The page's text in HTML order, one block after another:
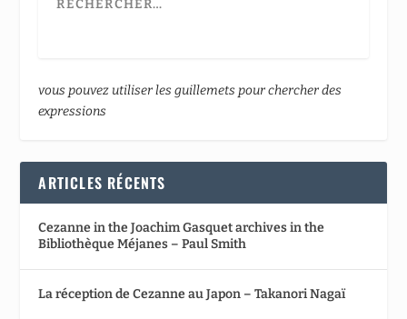
vous pouvez utiliser les guillemets pour chercher des
expressions
ARTICLES RÉCENTS
Cezanne in the Joachim Gasquet archives in the
Bibliothèque Méjanes – Paul Smith
La réception de Cezanne au Japon – Takanori Nagaï